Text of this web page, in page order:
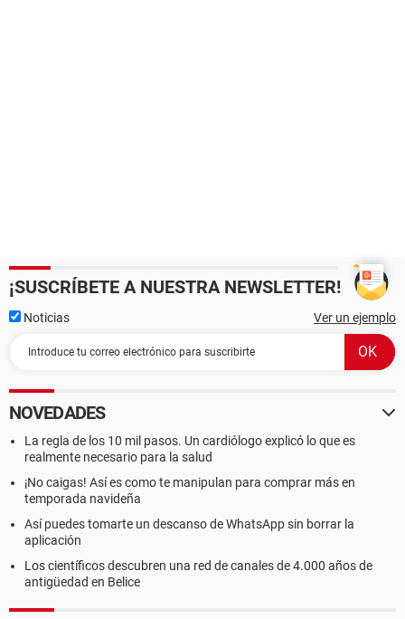
¡SUSCRÍBETE A NUESTRA NEWSLETTER!
Noticias Ver un ejemplo
NOVEDADES
La regla de los 10 mil pasos. Un cardiólogo explicó lo que es
realmente necesario para la salud
¡No caigas! Así es como te manipulan para comprar más en
temporada navideña
Así puedes tomarte un descanso de WhatsApp sin borrar la
aplicación
Los científicos descubren una red de canales de 4.000 años de
antigüedad en Belice